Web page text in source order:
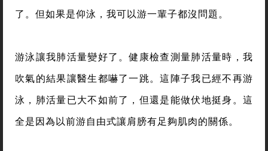
了。但如果是仰泳，我可以游一輩子都沒問題。
游泳讓我肺活量變好了。健康檢查測量肺活量時，我
吹氣的結果讓醫生都嚇了一跳。這陣子我已經不再游
泳，肺活量已大不如前了，但還是能做伏地挺身。這
全是因為以前游自由式讓肩膀有足夠肌肉的關係。